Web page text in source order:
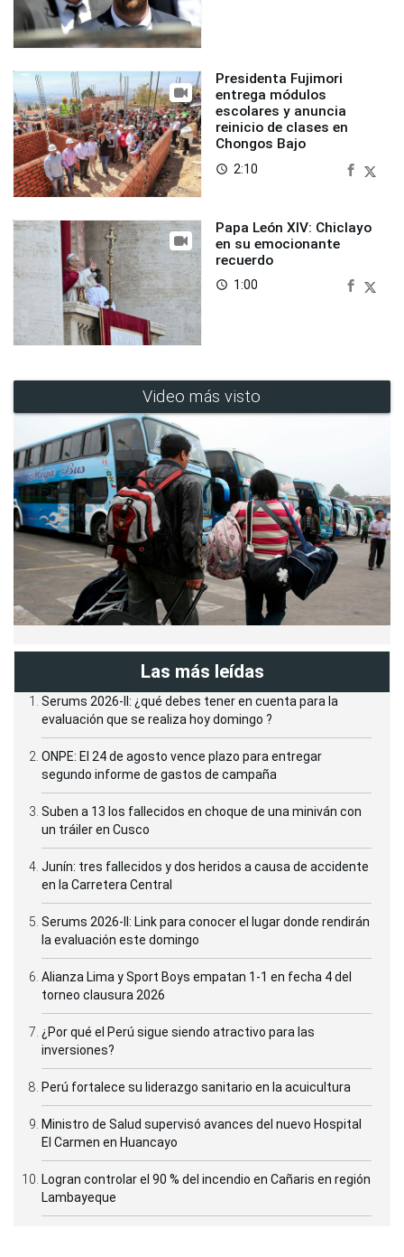
Presidenta Fujimori
entrega módulos
escolares y anuncia
reinicio de clases en
Chongos Bajo
access_time 2:10
Papa León XIV: Chiclayo
en su emocionante
recuerdo
access_time 1:00
Video más visto
Las más leídas
Serums 2026-II: ¿qué debes tener en cuenta para la
evaluación que se realiza hoy domingo ?
ONPE: El 24 de agosto vence plazo para entregar
segundo informe de gastos de campaña
Suben a 13 los fallecidos en choque de una miniván con
un tráiler en Cusco
Junín: tres fallecidos y dos heridos a causa de accidente
en la Carretera Central
Serums 2026-II: Link para conocer el lugar donde rendirán
la evaluación este domingo
Alianza Lima y Sport Boys empatan 1-1 en fecha 4 del
torneo clausura 2026
¿Por qué el Perú sigue siendo atractivo para las
inversiones?
Perú fortalece su liderazgo sanitario en la acuicultura
Ministro de Salud supervisó avances del nuevo Hospital
El Carmen en Huancayo
Logran controlar el 90 % del incendio en Cañaris en región
Lambayeque